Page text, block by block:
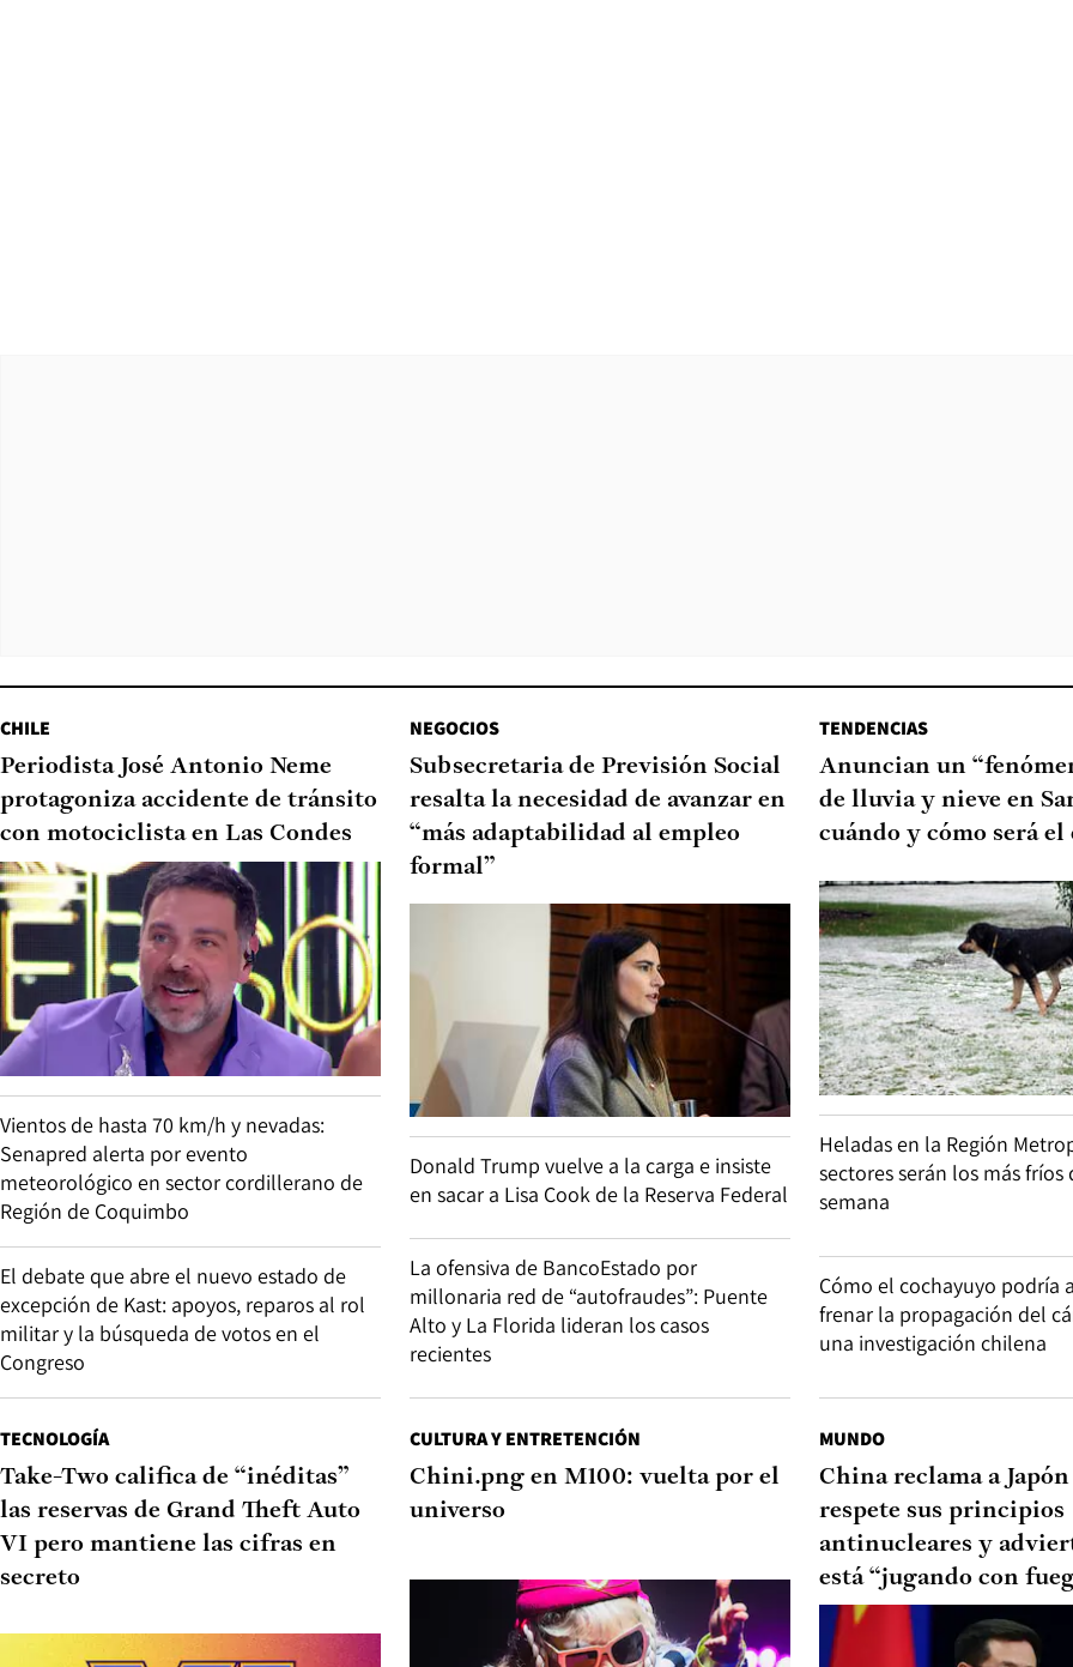
CHILE
Periodista José Antonio Neme
protagoniza accidente de tránsito
con motociclista en Las Condes
Vientos de hasta 70 km/h y nevadas:
Senapred alerta por evento
meteorológico en sector cordillerano de
Región de Coquimbo
El debate que abre el nuevo estado de
excepción de Kast: apoyos, reparos al rol
militar y la búsqueda de votos en el
Congreso
NEGOCIOS
Subsecretaria de Previsión Social
resalta la necesidad de avanzar en
“más adaptabilidad al empleo
formal”
Donald Trump vuelve a la carga e insiste
en sacar a Lisa Cook de la Reserva Federal
La ofensiva de BancoEstado por
millonaria red de “autofraudes”: Puente
Alto y La Florida lideran los casos
recientes
TENDENCIAS
Anuncian un
de lluvia y nieve en
cuándo y cómo será el
Heladas en la Región
sectores serán los más fríos
semana
Cómo el cochayuyo podría
frenar la propagación del
una investigación chilena
TECNOLOGÍA
Take-Two califica de “inéditas”
las reservas de Grand Theft Auto
VI pero mantiene las cifras en
secreto
CULTURA Y ENTRETENCIÓN
Chini.png en M100: vuelta por el
universo
MUNDO
China reclama a Japón
respete sus principios
antinucleares y
está “jugando con